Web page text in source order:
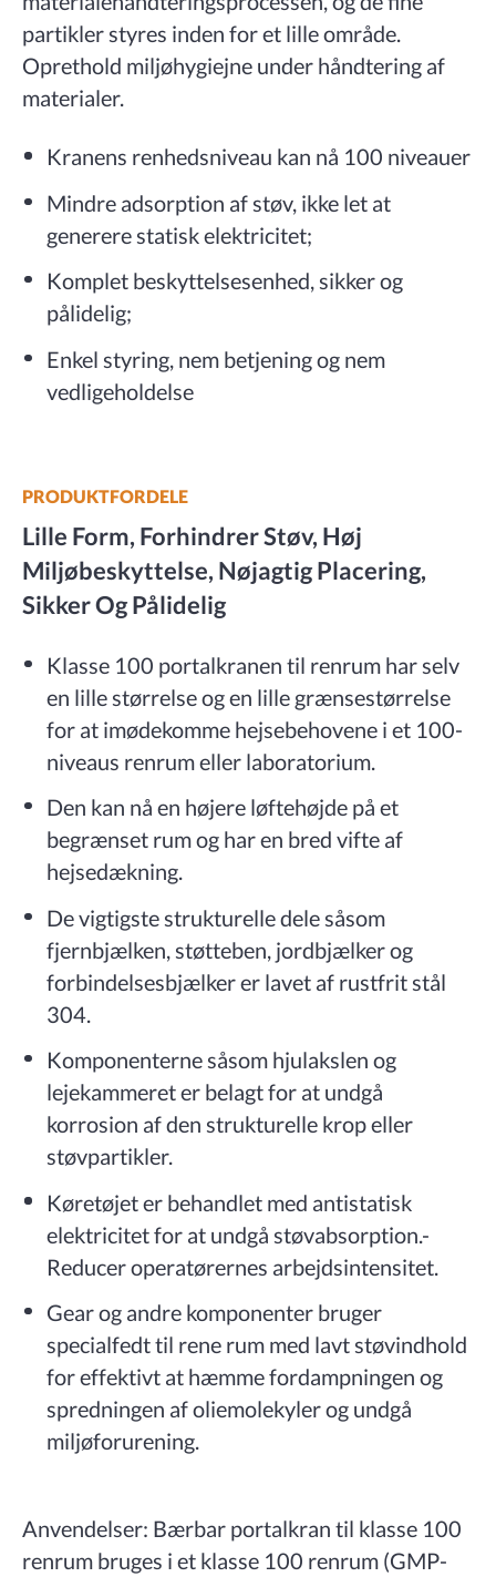
partikler styres inden for et lille område.
Oprethold miljøhygiejne under håndtering af
materialer.
Kranens renhedsniveau kan nå 100 niveauer
Mindre adsorption af støv, ikke let at
generere statisk elektricitet;
Komplet beskyttelsesenhed, sikker og
pålidelig;
Enkel styring, nem betjening og nem
vedligeholdelse
PRODUKTFORDELE
Lille Form, Forhindrer Støv, Høj
Miljøbeskyttelse, Nøjagtig Placering,
Sikker Og Pålidelig
Klasse 100 portalkranen til renrum har selv
en lille størrelse og en lille grænsestørrelse
for at imødekomme hejsebehovene i et 100-
niveaus renrum eller laboratorium.
Den kan nå en højere løftehøjde på et
begrænset rum og har en bred vifte af
hejsedækning.
De vigtigste strukturelle dele såsom
fjernbjælken, støtteben, jordbjælker og
forbindelsesbjælker er lavet af rustfrit stål
304.
Komponenterne såsom hjulakslen og
lejekammeret er belagt for at undgå
korrosion af den strukturelle krop eller
støvpartikler.
Køretøjet er behandlet med antistatisk
elektricitet for at undgå støvabsorption.-
Reducer operatørernes arbejdsintensitet.
Gear og andre komponenter bruger
specialfedt til rene rum med lavt støvindhold
for effektivt at hæmme fordampningen og
spredningen af oliemolekyler og undgå
miljøforurening.
Anvendelser: Bærbar portalkran til klasse 100
renrum bruges i et klasse 100 renrum (GMP-